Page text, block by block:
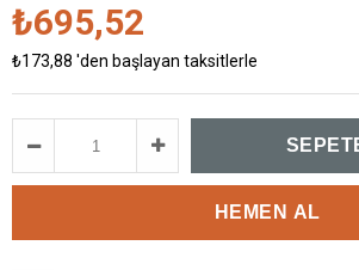
₺695,52
₺173,88 'den başlayan taksitlerle